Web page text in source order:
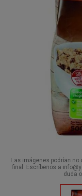
Las imágenes podrían
final. Escríbenos a
duda